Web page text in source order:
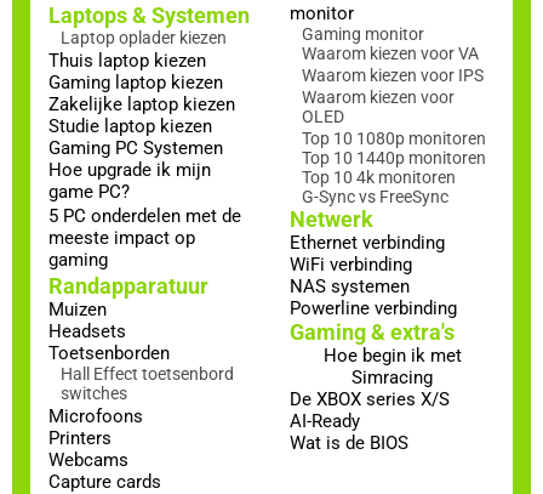
Laptops & Systemen
Laptop oplader kiezen
Thuis laptop kiezen
Gaming laptop kiezen
Zakelijke laptop kiezen
Studie laptop kiezen
Gaming PC Systemen
Hoe upgrade ik mijn
game PC?
5 PC onderdelen met de
meeste impact op
gaming
Randapparatuur
Muizen
Headsets
Toetsenborden
Hall Effect toetsenbord
switches
Microfoons
Printers
Webcams
Capture cards
monitor
Gaming monitor
Waarom kiezen voor VA
Waarom kiezen voor IPS
Waarom kiezen voor
OLED
Top 10 1080p monitoren
Top 10 1440p monitoren
Top 10 4k monitoren
G-Sync vs FreeSync
Netwerk
Ethernet verbinding
WiFi verbinding
NAS systemen
Powerline verbinding
Gaming & extra's
Hoe begin ik met
Simracing
De XBOX series X/S
AI-Ready
Wat is de BIOS